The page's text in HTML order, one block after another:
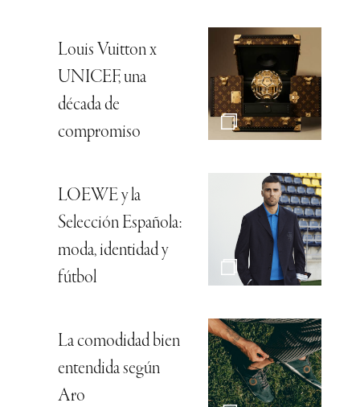
Louis Vuitton x
UNICEF, una
década de
compromiso
LOEWE y la
Selección Española:
moda, identidad y
fútbol
La comodidad bien
entendida según
Aro